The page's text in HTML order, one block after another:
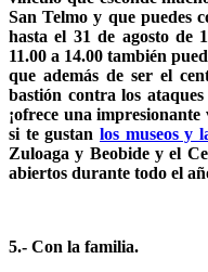
San Telmo y que puedes
hasta el 31 de agosto de
11.00 a 14.00 también
que además de ser el
bastión contra los
¡ofrece una
si te gustan los museos y
Zuloaga y Beobide y el
abiertos durante todo el
5.- Con la familia.